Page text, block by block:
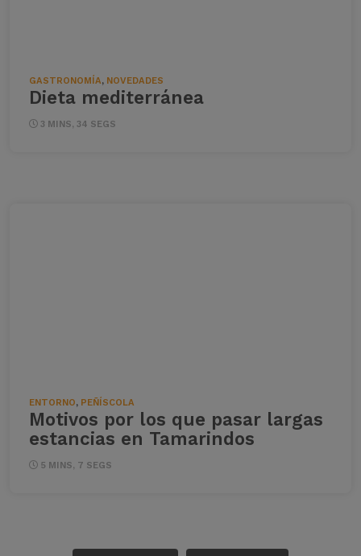
GASTRONOMÍA, NOVEDADES
Dieta mediterránea
3 MINS, 34 SEGS
ENTORNO, PEÑÍSCOLA
Motivos por los que pasar largas
estancias en Tamarindos
5 MINS, 7 SEGS